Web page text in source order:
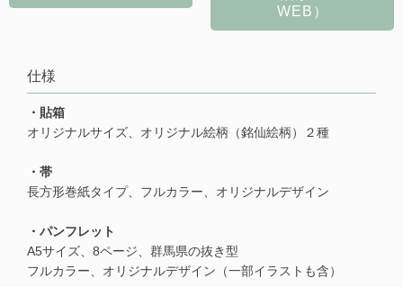
WEB）
仕様
・貼箱
オリジナルサイズ、オリジナル絵柄（銘仙絵柄）２種
・帯
長方形巻紙タイプ、フルカラー、オリジナルデザイン
・パンフレット
A5サイズ、8ページ、群馬県の抜き型
フルカラー、オリジナルデザイン（一部イラストも含）